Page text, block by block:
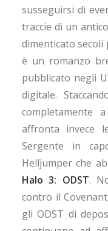
susseguirsi di
traccie di un
dimenticato secoli
è un romanzo
pubblicato negli
digitale.
completamente
affronta invece
Sergente in
Helljumper che
Halo 3: ODST.
contro il
gli ODST di